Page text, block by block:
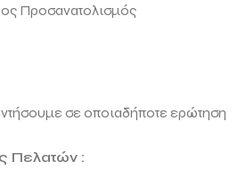
Προσανατολισμός
σε οποιαδήποτε ερώτηση
Πελατών :